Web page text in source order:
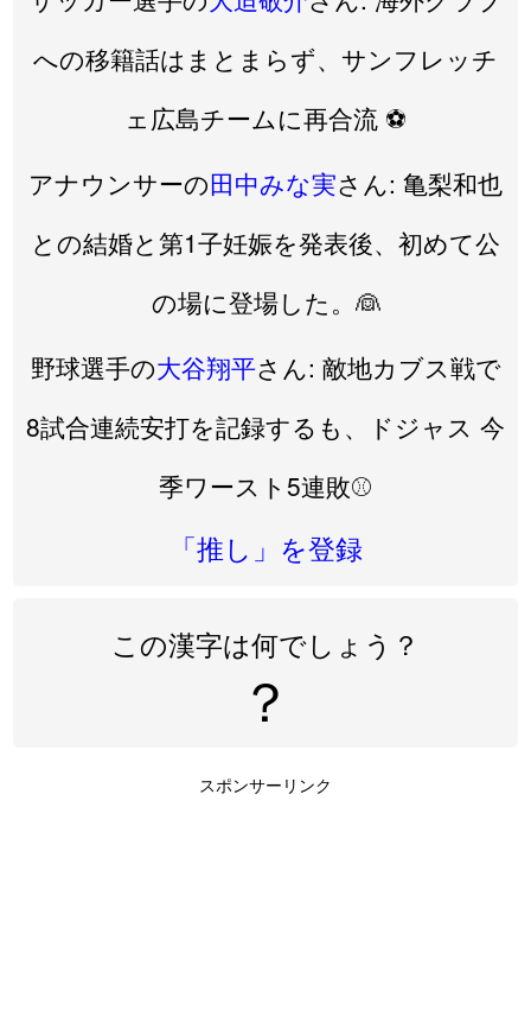
への移籍話はまとまらず、サンフレッチ
ェ広島チームに再合流 ⚽️
アナウンサーの田中みな実さん: 亀梨和也
との結婚と第1子妊娠を発表後、初めて公
の場に登場した。👰
野球選手の大谷翔平さん: 敵地カブス戦で
8試合連続安打を記録するも、ドジャス 今
季ワースト5連敗⚾️
「推し」を登録
この漢字は何でしょう？
？
スポンサーリンク